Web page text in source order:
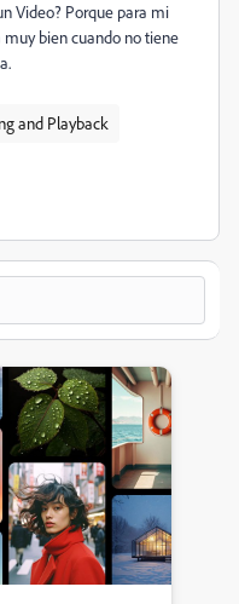
Video? Porque para mi
bien cuando no tiene
and Playback